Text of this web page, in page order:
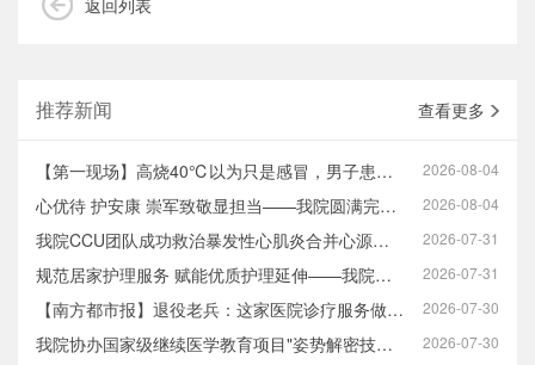
返回列表
推荐新闻 查看更多
2026-08-04
【第一现场】高烧40℃以为只是感冒，男子患暴发性心肌炎心脏差点“停工”
2026-08-04
心优待 护安康 崇军致敬显担当——我院圆满完成八一建军节系列拥军优抚活动
2026-07-31
我院CCU团队成功救治暴发性心肌炎合并心源性休克高危患者
2026-07-31
规范居家护理服务 赋能优质护理延伸——我院开展2026年互联网+护理服务专…
2026-07-30
【南方都市报】退役老兵：这家医院诊疗服务做到了心坎上
2026-07-30
我院协办国家级继续医学教育项目"姿势解密技术在膝关节疾病中的应用培训…